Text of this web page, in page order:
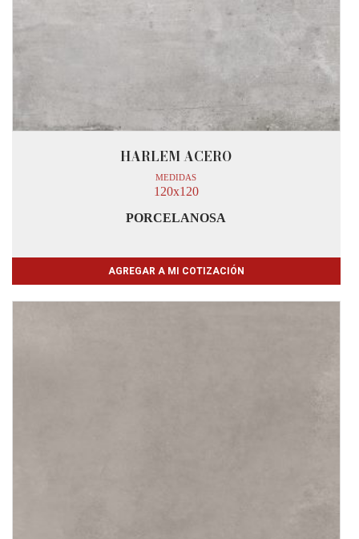
HARLEM ACERO
MEDIDAS
120x120
PORCELANOSA
AGREGAR A MI COTIZACIÓN